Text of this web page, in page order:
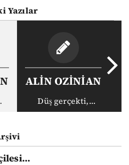
Yazılar
ALİN OZİNİAN
Düş gerçekti,
gerçek haksız